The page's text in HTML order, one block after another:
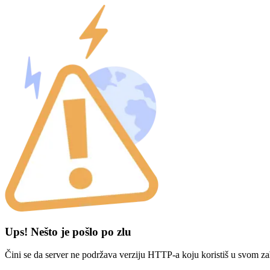
Ups! Nešto je pošlo po zlu
Čini se da server ne podržava verziju HTTP-a koju koristiš u svom